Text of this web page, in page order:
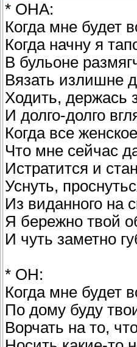
* ОНА:
Когда мне будет
Когда начну я
В бульоне
Вязать излишне
Ходить, держась
И долго-долго
Когда все
Что мне сейчас
Истратится и
Уснуть,
Из виданного на
Я бережно твой
И чуть заметно
* ОН:
Когда мне будет
По дому буду
Ворчать на то,